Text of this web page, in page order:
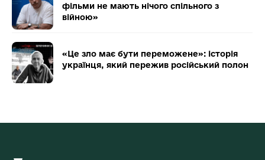
фільми не мають нічого спільного з
війною»
«Це зло має бути переможене»: історія
українця, який пережив російський полон